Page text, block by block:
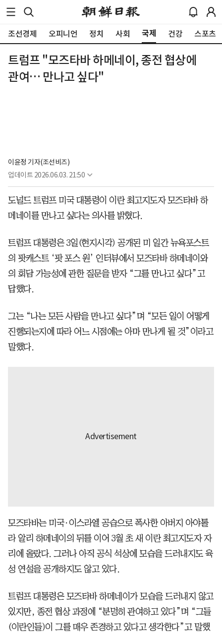
조선경제 오피니언 정치 사회 국제 건강 스포츠
트럼프 "모즈타바 하메네이, 종전 협상에
관여… 만나고 싶다"
이윤정 기자(조선비즈)
업데이트 2026.06.03. 21:50
도널드 트럼프 미국 대통령이 이란 최고지도자 모즈타바 하
메네이를 만나고 싶다는 의사를 밝혔다.
트럼프 대통령은 3일(현지시각) 공개된 미 일간 뉴욕포스트
의 팟캐스트 ‘팟 포스 원’ 인터뷰에서 모즈타바 하메네이와
의 회담 가능성에 관한 질문을 받자 “그를 만나고 싶다”고
답했다.
그는 “나는 모든 사람을 만나고 싶다”며 “모든 일이 어떻게
진행되는지에 따라 어느 시점에는 아마 만나게 될 것”이라고
말했다.
모즈타바는 미국·이스라엘 공습으로 폭사한 아버지 아야톨
라 알리 하메네이의 뒤를 이어 3월 초 새 이란 최고지도자 자
리에 올랐다. 그러나 아직 공식 석상에 모습을 드러내지도 육
성 연설을 공개하지도 않고 있다.
트럼프 대통령은 모즈타바 하메네이가 모습을 드러내지 않고
있지만, 종전 협상 과정에 “분명히 관여하고 있다”며 “그들
(이란인들)이 그를 매우 존경하고 있다고 생각한다”고 말했